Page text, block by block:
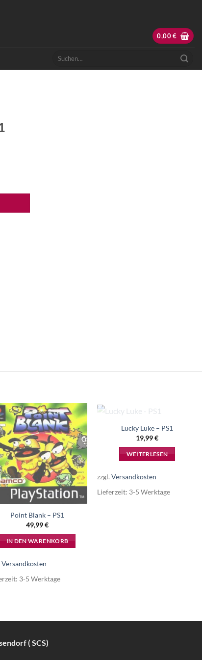
0,00€
Suchen
Point Blank – PS1
49,99€
IN DEN WARENKORB
Versandkosten
3-5 Werktage
NICHT VORRÄTIG
Lucky Luke – PS1
19,99€
WEITERLESEN
zzgl. Versandkosten
Lieferzeit: 3-5 Werktage
( SCS)